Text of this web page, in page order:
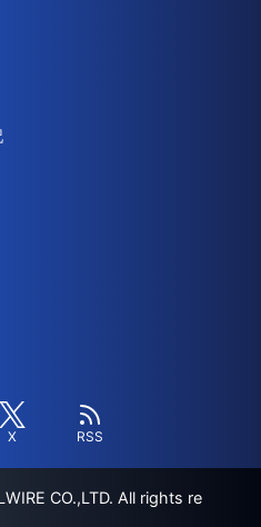
X RSS
CO.,LTD. All rights re